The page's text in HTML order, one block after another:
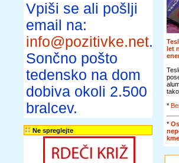
Vpiši se ali pošlji
email na:
info@pozitivke.net.
Sončno pošto
tedensko na dom
dobiva okoli 2.500
bralcev.
Ne spreglejte
let
*
*